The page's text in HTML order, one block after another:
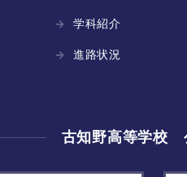
学科紹介
進路状況
古知野高等学校